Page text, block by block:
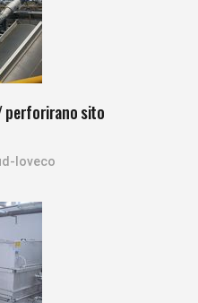
perforirano sito
loveco